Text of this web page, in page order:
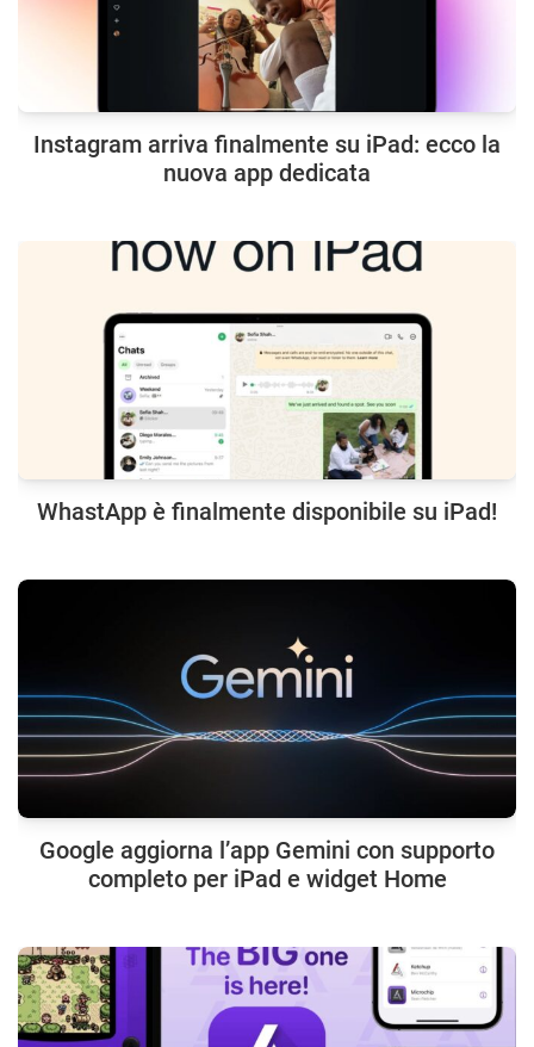
Instagram arriva finalmente su iPad: ecco la
nuova app dedicata
WhastApp è finalmente disponibile su iPad!
Google aggiorna l’app Gemini con supporto
completo per iPad e widget Home